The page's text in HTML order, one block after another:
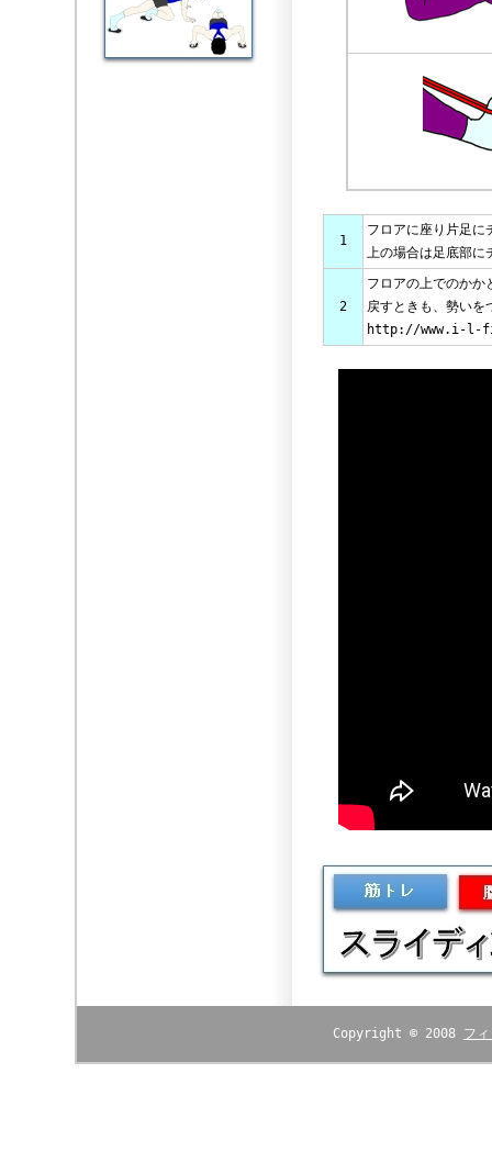
1
フロアに座り片足に
上の場合は足底部に
2
フロアの上でのかか
戻すときも、勢いを
http://www.i-l-
Copyright © 2008 フ